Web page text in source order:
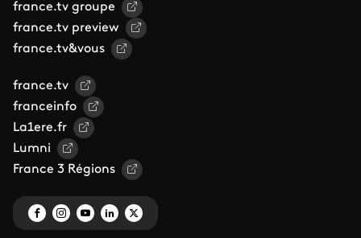
france.tv groupe
france.tv preview
france.tv&vous
france.tv
franceinfo
La1ere.fr
Lumni
France 3 Régions